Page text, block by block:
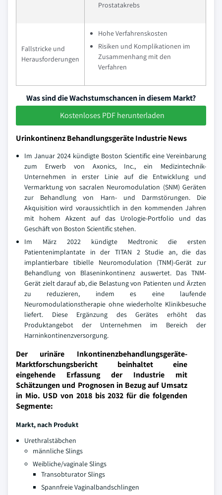
Prostatakrebs
Fallstricke und
Herausforderungen
Hohe Verfahrenskosten
Risiken und Komplikationen im
Zusammenhang mit den
Verfahren
Was sind die Wachstumschancen in diesem Markt?
Kostenloses PDF herunterladen
Urinkontinenz Behandlungsgeräte Industrie News
Im Januar 2024 kündigte Boston Scientific eine Vereinbarung
zum Erwerb von Axonics, Inc., ein Medizintechnik-
Unternehmen in erster Linie auf die Entwicklung und
Vermarktung von sacralen Neuromodulation (SNM) Geräten
zur Behandlung von Harn- und Darmstörungen. Die
Akquisition wird voraussichtlich in den kommenden Jahren
mit hohem Akzent auf das Urologie-Portfolio und das
Geschäft von Boston Scientific stehen.
Im März 2022 kündigte Medtronic die ersten
Patientenimplantate in der TITAN 2 Studie an, die das
implantierbare tibielle Neuromodulation (TNM)-Gerät zur
Behandlung von Blaseninkontinenz auswertet. Das TNM-
Gerät zielt darauf ab, die Belastung von Patienten und Ärzten
zu reduzieren, indem es eine laufende
Neuromodulationstherapie ohne wiederholte Klinikbesuche
liefert. Diese Ergänzung des Gerätes erhöht das
Produktangebot der Unternehmen im Bereich der
Harninkontinenzversorgung.
Der urinäre Inkontinenzbehandlungsgeräte-
Marktforschungsbericht beinhaltet eine
eingehende Erfassung der Industrie mit
Schätzungen und Prognosen in Bezug auf Umsatz
in Mio. USD von 2018 bis 2032 für die folgenden
Segmente:
Markt, nach Produkt
Urethralstäbchen
männliche Slings
Weibliche/vaginale Slings
Transobturator Slings
Spannfreie Vaginalbandschlingen